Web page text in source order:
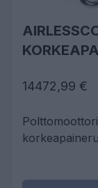
14472,99 €